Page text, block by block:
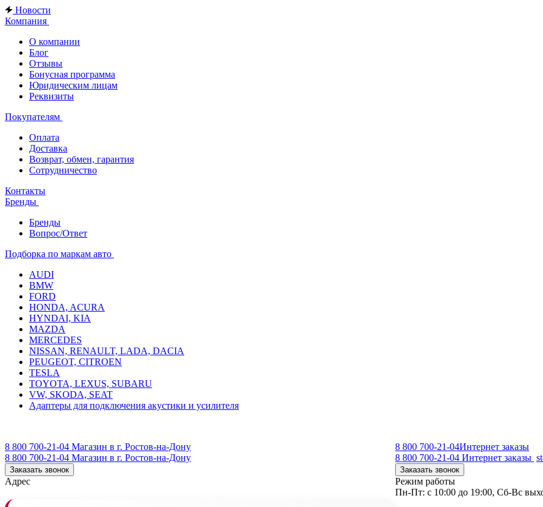
Новости
Компания
О компании
Блог
Отзывы
Бонусная программа
Юридическим лицам
Реквизиты
Покупателям
Оплата
Доставка
Возврат, обмен, гарантия
Сотрудничество
Контакты
Бренды
Бренды
Вопрос/Ответ
Подборка по маркам авто
AUDI
BMW
FORD
HONDA, ACURA
HYNDAI, KIA
MAZDA
MERCEDES
NISSAN, RENAULT, LADA, DACIA
PEUGEOT, CITROEN
TESLA
TOYOTA, LEXUS, SUBARU
VW, SKODA, SEAT
Адаптеры для подключения акустики и усилителя
8 800 700-21-04 Магазин в г. Ростов-на-Дону
8 800 700-21-04 Магазин в г. Ростов-на-Дону
Заказать звонок
Адрес
8 800 700-21-04Интернет заказы
8 800 700-21-04 Интернет заказы
Заказать звонок
Режим работы
Пн-Пт: с 10:00 до 19:00, Сб-Вс